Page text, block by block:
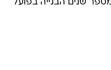
שנים הבנייה בפועל